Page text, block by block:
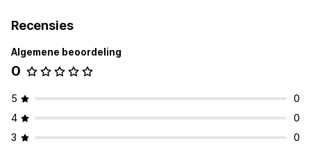
Recensies
Algemene beoordeling
0
5
0
4
0
3
0